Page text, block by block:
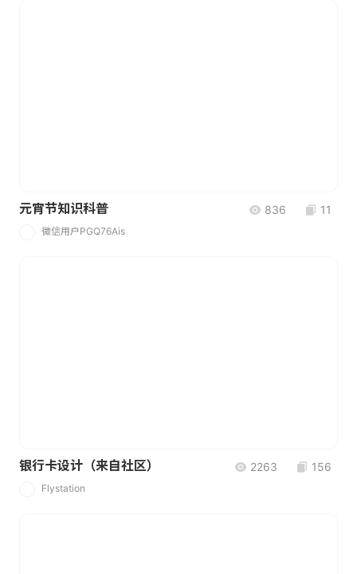
元宵节知识科普 836 11
微信用户PGQ76Ais
银行卡设计（来自社区） 2263 156
Flystation